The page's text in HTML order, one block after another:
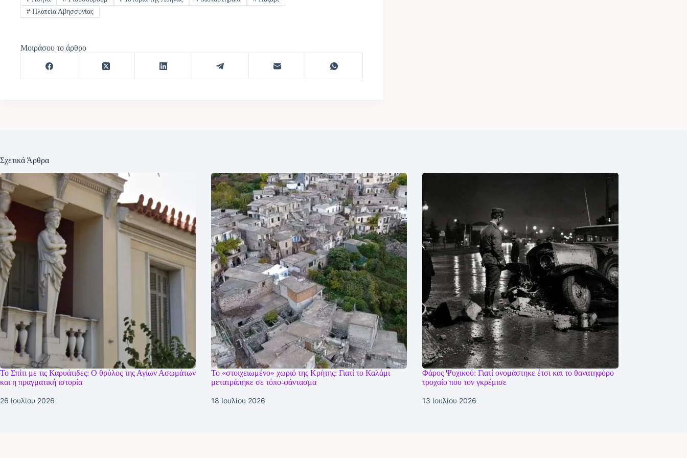
#Πλατεία Αβησσυνίας
Μοιράσου το άρθρο
Σχετικά Άρθρα
Το Σπίτι με τις Καρυάτιδες: Ο θρύλος της Αγίων Ασωμάτων
και η πραγματική ιστορία
26 Ιουλίου 2026
Το «στοιχειωμένο» χωριό της Κρήτης: Γιατί το Καλάμι
μετατράπηκε σε τόπο-φάντασμα
18 Ιουλίου 2026
Φάρος Ψυχικού: Γιατί ονομάστηκε έτσι και το θανατηφόρο
τροχαίο που τον γκρέμισε
13 Ιουλίου 2026